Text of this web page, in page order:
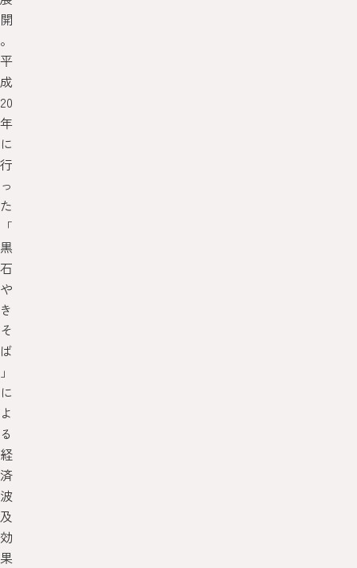
開
。
平
成
20
年
に
行
っ
た
「
黒
石
や
き
そ
ば
」
に
よ
る
経
済
波
及
効
果